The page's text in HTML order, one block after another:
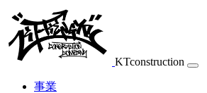
Skip
content
KTconstruction
事業